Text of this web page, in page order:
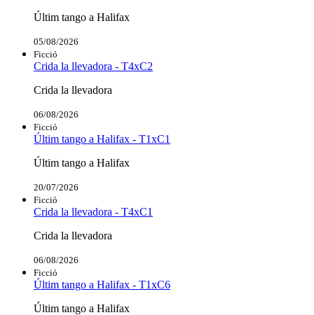
Últim tango a Halifax
05/08/2026
Ficció
Crida la llevadora - T4xC2
Crida la llevadora
06/08/2026
Ficció
Últim tango a Halifax - T1xC1
Últim tango a Halifax
20/07/2026
Ficció
Crida la llevadora - T4xC1
Crida la llevadora
06/08/2026
Ficció
Últim tango a Halifax - T1xC6
Últim tango a Halifax